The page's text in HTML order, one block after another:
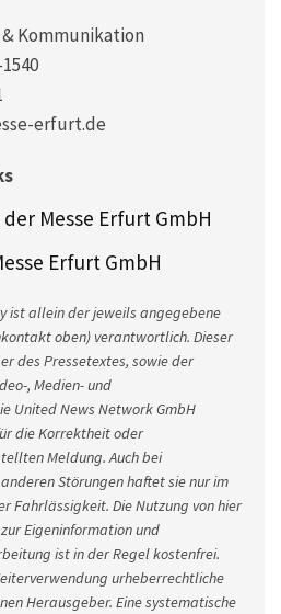
Kommunikation
erfurt.de
Messe Erfurt GmbH
Erfurt GmbH
ist allein der jeweils angegebene
oben) verantwortlich. Dieser
des Pressetextes, sowie der
, Medien- und
United News Network GmbH
die Korrektheit oder
Meldung. Auch bei
Störungen haftet sie nur im
Fahrlässigkeit. Die Nutzung von hier
Eigeninformation und
ist in der Regel kostenfrei.
urheberrechtliche
Herausgeber. Eine systematische